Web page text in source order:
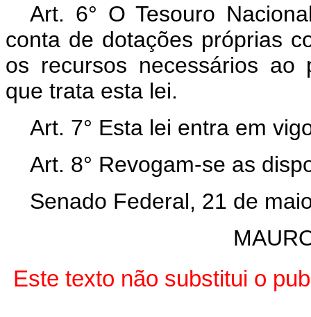
Art. 6° O Tesouro
conta de dotações próprias
os recursos necessários ao
que trata esta lei.
Art. 7° Esta lei entra em
Art. 8° Revogam-se as
Senado Federal, 21 de
Este texto não substitui o